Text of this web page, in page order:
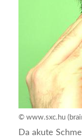
© www.sxc.hu
Da akute